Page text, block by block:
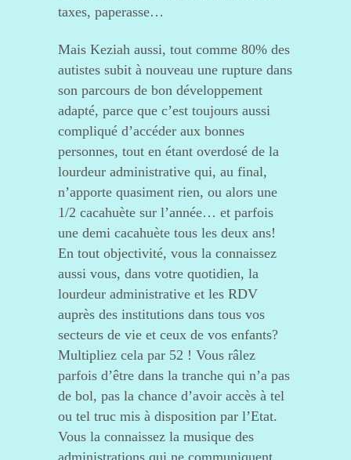
taxes, paperasse…
Mais Keziah aussi, tout comme 80% des
autistes subit à nouveau une rupture dans
son parcours de bon développement
adapté, parce que c’est toujours aussi
compliqué d’accéder aux bonnes
personnes, tout en étant overdosé de la
lourdeur administrative qui, au final,
n’apporte quasiment rien, ou alors une
1/2 cacahuète sur l’année… et parfois
une demi cacahuète tous les deux ans!
En tout objectivité, vous la connaissez
aussi vous, dans votre quotidien, la
lourdeur administrative et les RDV
auprès des institutions dans tous vos
secteurs de vie et ceux de vos enfants?
Multipliez cela par 52 ! Vous râlez
parfois d’être dans la tranche qui n’a pas
de bol, pas la chance d’avoir accès à tel
ou tel truc mis à disposition par l’Etat.
Vous la connaissez la musique des
administrations qui ne communiquent